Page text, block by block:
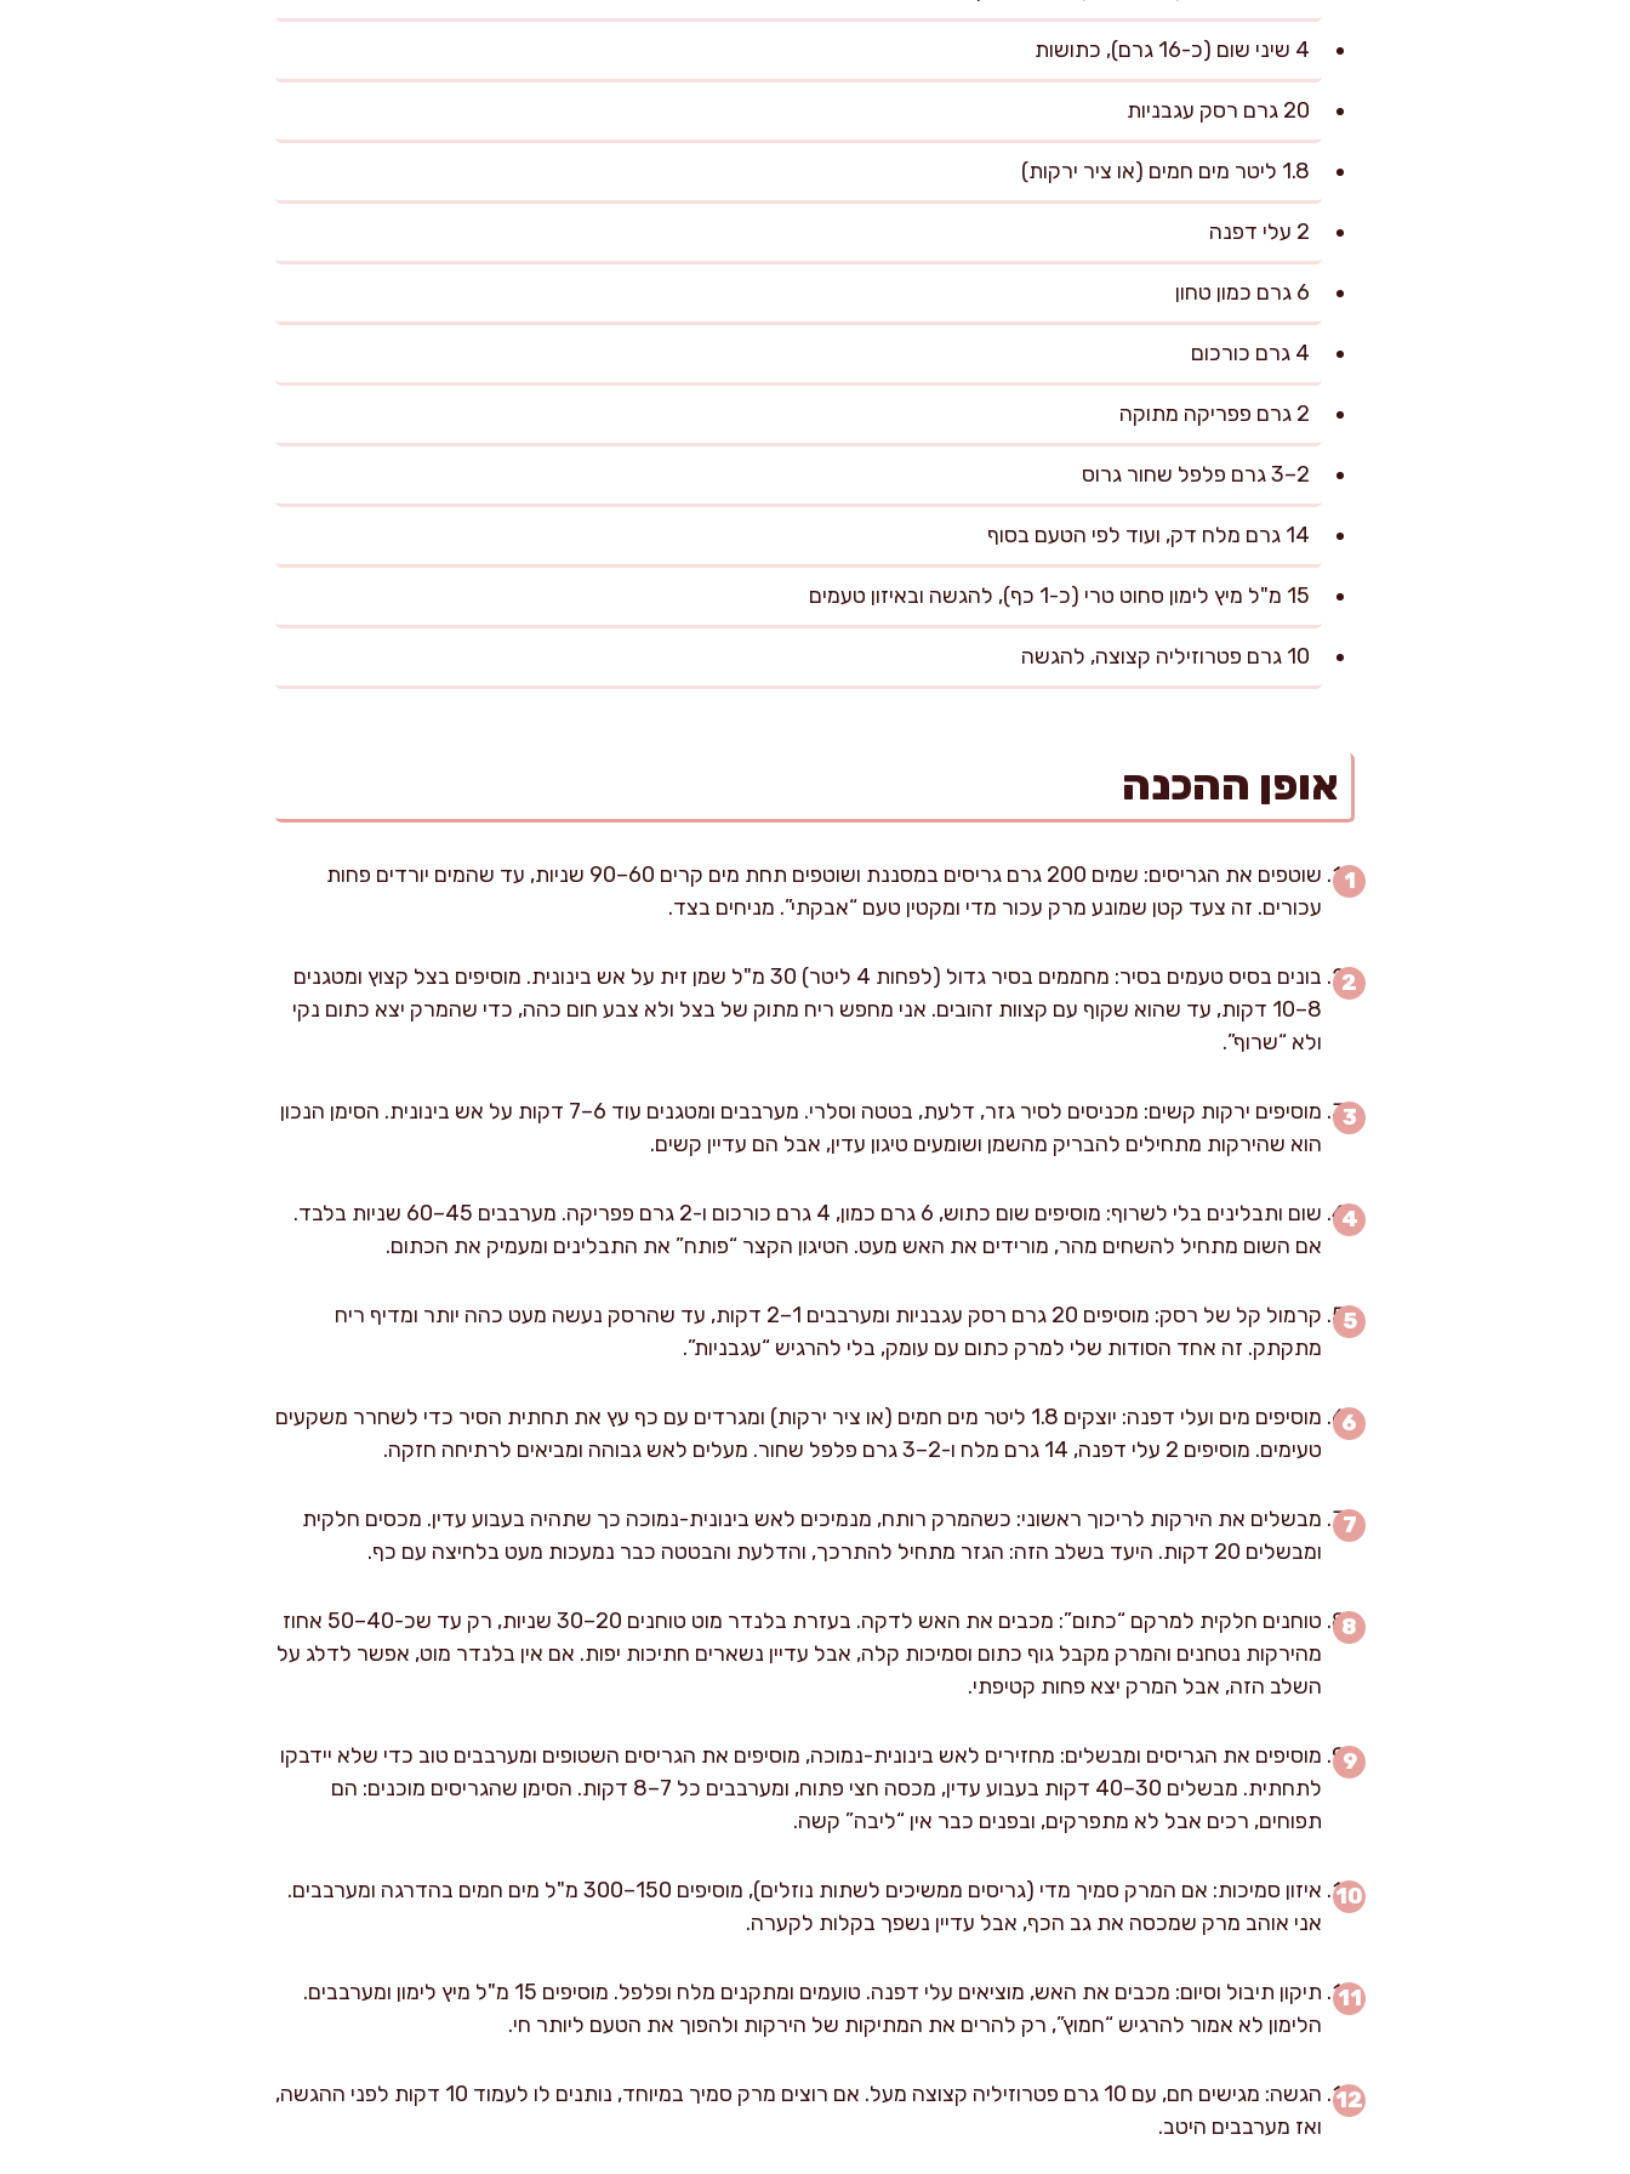
4 שיני שום (כ-16 גרם), כתושות
20 גרם רסק עגבניות
1.8 ליטר מים חמים (או ציר ירקות)
2 עלי דפנה
6 גרם כמון טחון
4 גרם כורכום
2 גרם פפריקה מתוקה
2–3 גרם פלפל שחור גרוס
14 גרם מלח דק, ועוד לפי הטעם בסוף
15 מ"ל מיץ לימון סחוט טרי (כ-1 כף), להגשה ובאיזון טעמים
10 גרם פטרוזיליה קצוצה, להגשה
אופן ההכנה
שוטפים את הגריסים: שמים 200 גרם גריסים במסננת ושוטפים תחת מים קרים 60–90 שניות, עד שהמים יורדים פחות
עכורים. זה צעד קטן שמונע מרק עכור מדי ומקטין טעם “אבקתי”. מניחים בצד.
בונים בסיס טעמים בסיר: מחממים בסיר גדול (לפחות 4 ליטר) 30 מ"ל שמן זית על אש בינונית. מוסיפים בצל קצוץ ומטגנים
8–10 דקות, עד שהוא שקוף עם קצוות זהובים. אני מחפש ריח מתוק של בצל ולא צבע חום כהה, כדי שהמרק יצא כתום נקי
ולא “שרוף”.
מוסיפים ירקות קשים: מכניסים לסיר גזר, דלעת, בטטה וסלרי. מערבבים ומטגנים עוד 6–7 דקות על אש בינונית. הסימן הנכון
הוא שהירקות מתחילים להבריק מהשמן ושומעים טיגון עדין, אבל הם עדיין קשים.
שום ותבלינים בלי לשרוף: מוסיפים שום כתוש, 6 גרם כמון, 4 גרם כורכום ו-2 גרם פפריקה. מערבבים 45–60 שניות בלבד.
אם השום מתחיל להשחים מהר, מורידים את האש מעט. הטיגון הקצר “פותח” את התבלינים ומעמיק את הכתום.
קרמול קל של רסק: מוסיפים 20 גרם רסק עגבניות ומערבבים 1–2 דקות, עד שהרסק נעשה מעט כהה יותר ומדיף ריח
מתקתק. זה אחד הסודות שלי למרק כתום עם עומק, בלי להרגיש “עגבניות”.
מוסיפים מים ועלי דפנה: יוצקים 1.8 ליטר מים חמים (או ציר ירקות) ומגרדים עם כף עץ את תחתית הסיר כדי לשחרר משקעים
טעימים. מוסיפים 2 עלי דפנה, 14 גרם מלח ו-2–3 גרם פלפל שחור. מעלים לאש גבוהה ומביאים לרתיחה חזקה.
מבשלים את הירקות לריכוך ראשוני: כשהמרק רותח, מנמיכים לאש בינונית-נמוכה כך שתהיה בעבוע עדין. מכסים חלקית
ומבשלים 20 דקות. היעד בשלב הזה: הגזר מתחיל להתרכך, והדלעת והבטטה כבר נמעכות מעט בלחיצה עם כף.
טוחנים חלקית למרקם “כתום”: מכבים את האש לדקה. בעזרת בלנדר מוט טוחנים 20–30 שניות, רק עד שכ-40–50 אחוז
מהירקות נטחנים והמרק מקבל גוף כתום וסמיכות קלה, אבל עדיין נשארים חתיכות יפות. אם אין בלנדר מוט, אפשר לדלג על
השלב הזה, אבל המרק יצא פחות קטיפתי.
מוסיפים את הגריסים ומבשלים: מחזירים לאש בינונית-נמוכה, מוסיפים את הגריסים השטופים ומערבבים טוב כדי שלא יידבקו
לתחתית. מבשלים 30–40 דקות בעבוע עדין, מכסה חצי פתוח, ומערבבים כל 7–8 דקות. הסימן שהגריסים מוכנים: הם
תפוחים, רכים אבל לא מתפרקים, ובפנים כבר אין “ליבה” קשה.
איזון סמיכות: אם המרק סמיך מדי (גריסים ממשיכים לשתות נוזלים), מוסיפים 150–300 מ"ל מים חמים בהדרגה ומערבבים.
אני אוהב מרק שמכסה את גב הכף, אבל עדיין נשפך בקלות לקערה.
תיקון תיבול וסיום: מכבים את האש, מוציאים עלי דפנה. טועמים ומתקנים מלח ופלפל. מוסיפים 15 מ"ל מיץ לימון ומערבבים.
הלימון לא אמור להרגיש “חמוץ”, רק להרים את המתיקות של הירקות ולהפוך את הטעם ליותר חי.
הגשה: מגישים חם, עם 10 גרם פטרוזיליה קצוצה מעל. אם רוצים מרק סמיך במיוחד, נותנים לו לעמוד 10 דקות לפני ההגשה,
ואז מערבבים היטב.